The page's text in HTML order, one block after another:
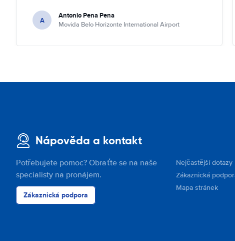
A Antonio Pena Pena
Movida Belo Horizonte International Airport
Nápověda a kontakt
Potřebujete pomoc? Obraťte se na naše
specialisty na pronájem.
Zákaznická podpora
Nejčastější dotazy
Zákaznická
Mapa stránek